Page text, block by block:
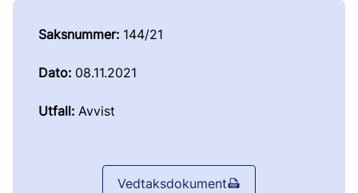
Saksnummer: 144/21
Dato: 08.11.2021
Utfall: Avvist
Vedtaksdokument